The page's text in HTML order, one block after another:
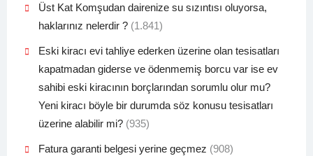
Üst Kat Komşudan dairenize su sızıntısı oluyorsa,
haklarınız nelerdir ? (1.841)
Eski kiracı evi tahliye ederken üzerine olan tesisatları
kapatmadan giderse ve ödenmemiş borcu var ise ev
sahibi eski kiracının borçlarından sorumlu olur mu?
Yeni kiracı böyle bir durumda söz konusu tesisatları
üzerine alabilir mi? (935)
Fatura garanti belgesi yerine geçmez (908)